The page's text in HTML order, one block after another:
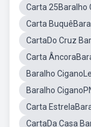
Carta 25Baralho
Carta
CartaDo Cruz
Carta
Baralho
Baralho
Carta
CartaDa Casa